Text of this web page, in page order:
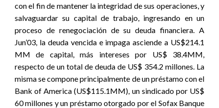
con el fin de mantener la integridad de sus operaciones, y
salvaguardar su capital de trabajo, ingresando en un
proceso de renegociación de su deuda financiera. A
Jun’03, la deuda vencida e impaga asciende a US$214.1
MM de capital, más intereses por US$ 38.4MM,
respecto de un total de deuda de US$ 354.2 millones. La
misma se compone principalmente de un préstamo con el
Bank of America (US$115.1MM), un sindicado por US$
60 millones y un préstamo otorgado por el Sofax Banque